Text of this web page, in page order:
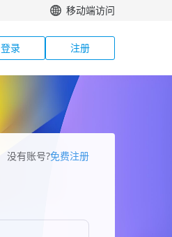
移动端访问
登录 注册
没有账号?免费注册